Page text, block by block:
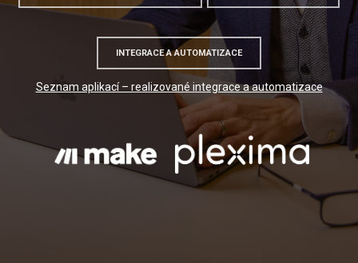
INTEGRACE A AUTOMATIZACE
Seznam aplikací – realizované integrace a automatizace